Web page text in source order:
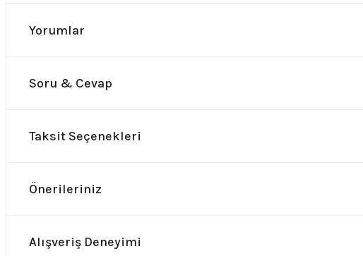
Yorumlar
Soru & Cevap
Taksit Seçenekleri
Önerileriniz
Alışveriş Deneyimi